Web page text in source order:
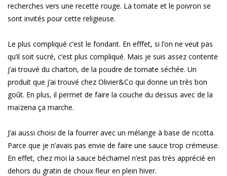
recherches vers une recette rouge. La tomate et le poivron se
sont invités pour cette religieuse.
Le plus compliqué c’est le fondant. En efffet, si l’on ne veut pas
qu’il soit sucré, c’est plus compliqué. Mais je suis assez contente
j’ai trouvé du charton, de la poudre de tomate séchée. Un
produit que j’ai trouvé chez Olivier&Co qui donne un très bon
goût. En plus, il permet de faire la couche du dessus avec de la
maïzena ça marche.
J’ai aussi choisi de la fourrer avec un mélange à base de ricotta.
Parce que je n’avais pas envie de faire une sauce trop crémeuse.
En effet, chez moi la sauce béchamel n’est pas très apprécié en
dehors du gratin de choux fleur en plein hiver.